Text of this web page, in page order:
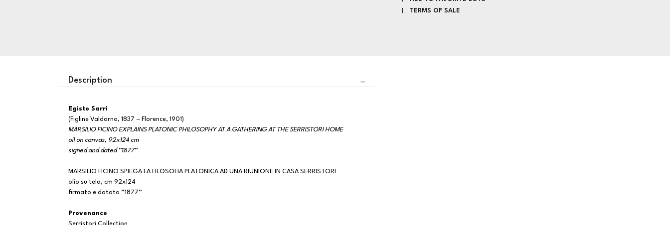
TERMS OF SALE
Description
Egisto Sarri
(Figline Valdarno, 1837 – Florence, 1901)
MARSILIO FICINO EXPLAINS PLATONIC PHILOSOPHY AT A GATHERING AT THE SERRISTORI HOME
oil on canvas, 92x124 cm
signed and dated ”1877”
MARSILIO FICINO SPIEGA LA FILOSOFIA PLATONICA AD UNA RIUNIONE IN CASA SERRISTORI
olio su tela, cm 92x124
firmato e datato ”1877”
Provenance